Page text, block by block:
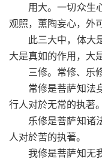
用大。一切众生心
观照，薰陶妄心，外
此三大中，体大是
大是真如的作用，大
三修。常修、乐修
常修是菩萨知法身
行人对於无常的执著。
乐修是菩萨知诸法
人对於苦的执著。
我修是菩萨知无我